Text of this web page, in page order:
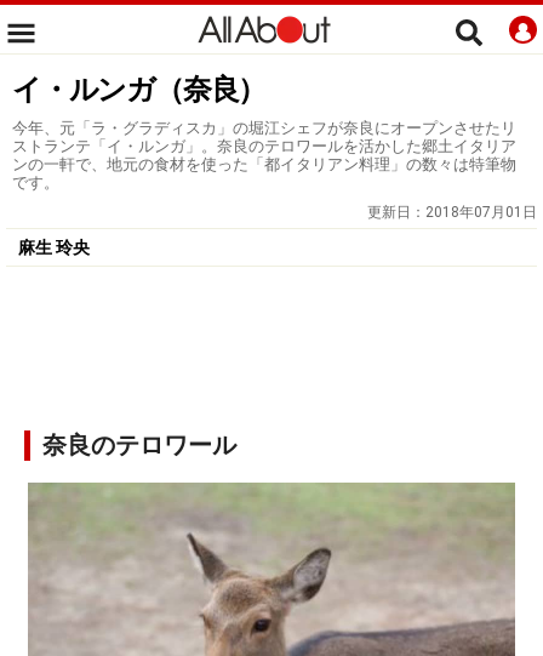
イ・ルンガ（奈良）
今年、元「ラ・グラディスカ」の堀江シェフが奈良にオープンさせたリ
ストランテ「イ・ルンガ」。奈良のテロワールを活かした郷土イタリア
ンの一軒で、地元の食材を使った「都イタリアン料理」の数々は特筆物
です。
更新日： 2018年07月01日
麻生 玲央
奈良のテロワール